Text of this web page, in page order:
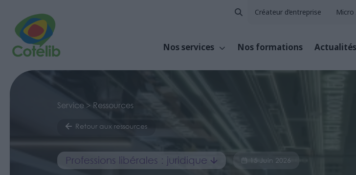
Créateur d’entreprise
Nos services Nos formations Actualités
Service > Ressources
Retour aux ressources
Professions libérales : juridique 15 Juin 2026